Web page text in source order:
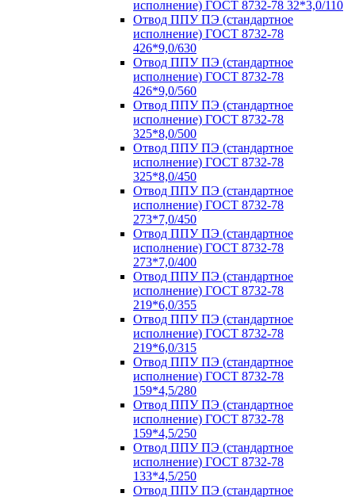
исполнение) ГОСТ 8732-78 32*3,0/110
Отвод ППУ ПЭ (стандартное
исполнение) ГОСТ 8732-78
426*9,0/630
Отвод ППУ ПЭ (стандартное
исполнение) ГОСТ 8732-78
426*9,0/560
Отвод ППУ ПЭ (стандартное
исполнение) ГОСТ 8732-78
325*8,0/500
Отвод ППУ ПЭ (стандартное
исполнение) ГОСТ 8732-78
325*8,0/450
Отвод ППУ ПЭ (стандартное
исполнение) ГОСТ 8732-78
273*7,0/450
Отвод ППУ ПЭ (стандартное
исполнение) ГОСТ 8732-78
273*7,0/400
Отвод ППУ ПЭ (стандартное
исполнение) ГОСТ 8732-78
219*6,0/355
Отвод ППУ ПЭ (стандартное
исполнение) ГОСТ 8732-78
219*6,0/315
Отвод ППУ ПЭ (стандартное
исполнение) ГОСТ 8732-78
159*4,5/280
Отвод ППУ ПЭ (стандартное
исполнение) ГОСТ 8732-78
159*4,5/250
Отвод ППУ ПЭ (стандартное
исполнение) ГОСТ 8732-78
133*4,5/250
Отвод ППУ ПЭ (стандартное